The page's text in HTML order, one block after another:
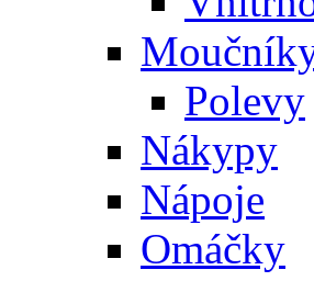
Polevy
Nákypy
Nápoje
Omáčky